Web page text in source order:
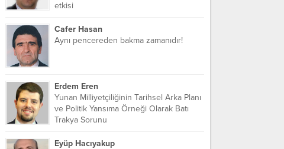
etkisi
Cafer Hasan
Aynı pencereden bakma zamanıdır!
Erdem Eren
Yunan Milliyetçiliğinin Tarihsel Arka Planı
ve Politik Yansıma Örneği Olarak Batı
Trakya Sorunu
Eyüp Hacıyakup